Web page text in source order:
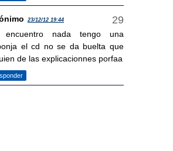
23/12/12 19:44
encuentro nada tengo una
el cd no se da buelta que
de las explicacionnes porfaa